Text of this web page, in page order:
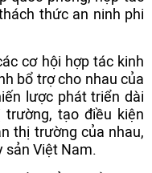
thức an ninh phi
cơ hội hợp tác kinh
bổ trợ cho nhau của
lược phát triển dài
tạo điều kiện
thị trường của nhau,
sản Việt Nam.